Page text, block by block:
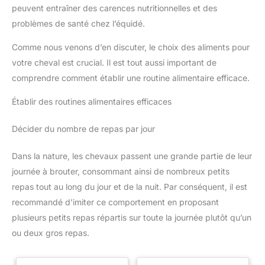
préférence matin et soir, à
ou médicaments (au moins 2
(non contractuelle) : 10 à 20
g/jour pour un cheval adulte.
Veiller à toujours laisser de l’eau
prolonger sans avis
usage prolongé ou non adapté.
peuvent entraîner des carences nutritionnelles et des
problèmes de santé chez l’équidé.
Comme nous venons d’en discuter, le choix des aliments pour
votre cheval est crucial. Il est tout aussi important de
comprendre comment établir une routine alimentaire efficace.
Établir des routines alimentaires efficaces
Décider du nombre de repas par jour
Dans la nature, les chevaux passent une grande partie de leur
journée à brouter, consommant ainsi de nombreux petits
repas tout au long du jour et de la nuit. Par conséquent, il est
recommandé d’imiter ce comportement en proposant
plusieurs petits repas répartis sur toute la journée plutôt qu’un
ou deux gros repas.